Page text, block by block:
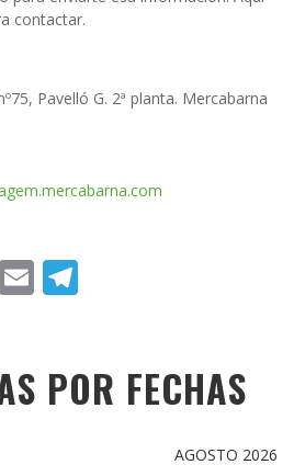
contactar.
Pavelló G. 2ª planta. Mercabarna
WhatsApp
Email
POR FECHAS
AGOSTO 2026